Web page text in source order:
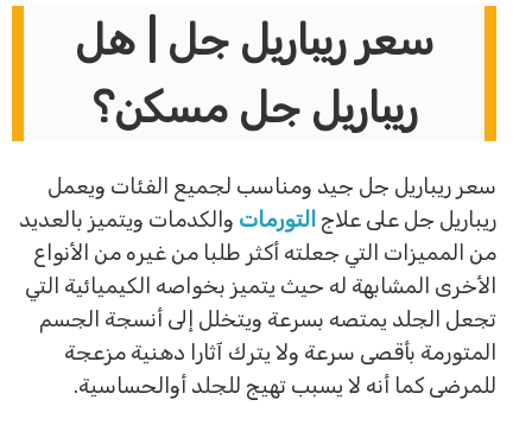
سعر ريباريل جل | هل
ريباريل جل مسكن؟
سعر ريباريل جل جيد ومناسب لجميع الفئات ويعمل
ريباريل جل على علاجالتورماتوالكدمات ويتميز بالعديد
من المميزات التي جعلته أكثر طلبا من غيره من الأنواع
الأخرى المشابهة له حيث يتميز بخواصه الكيميائية التي
تجعل الجلد يمتصه بسرعة ويتخلل إلى أنسجة الجسم
المتورمة بأقصى سرعة ولا يترك آثارا دهنية مزعجة
للمرضى كما أنه لا يسبب تهيج للجلد أوالحساسية.